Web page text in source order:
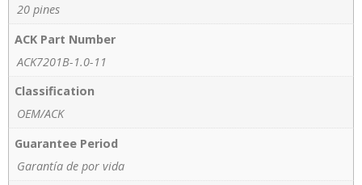
20 pines
ACK Part Number
ACK7201B-1.0-11
Classification
OEM/ACK
Guarantee Period
Garantía de por vida